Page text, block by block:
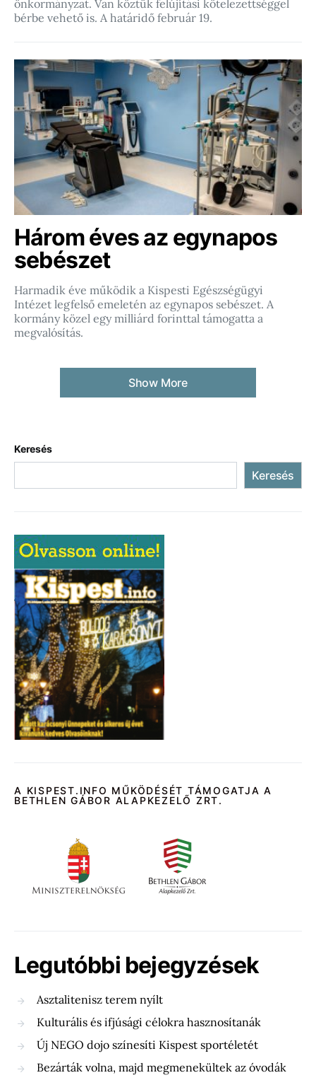
önkormányzat. Van köztük felújítási kötelezettséggel
bérbe vehető is. A határidő február 19.
Három éves az egynapos
sebészet
Harmadik éve működik a Kispesti Egészségügyi
Intézet legfelső emeletén az egynapos sebészet. A
kormány közel egy milliárd forinttal támogatta a
megvalósítás.
Show More
Keresés
Keresés
A KISPEST.INFO MŰKÖDÉSÉT TÁMOGATJA A
BETHLEN GÁBOR ALAPKEZELŐ ZRT.
Legutóbbi bejegyzések
Asztalitenisz terem nyílt
Kulturális és ifjúsági célokra hasznosítanák
Új NEGO dojo színesíti Kispest sportéletét
Bezárták volna, majd megmenekültek az óvodák